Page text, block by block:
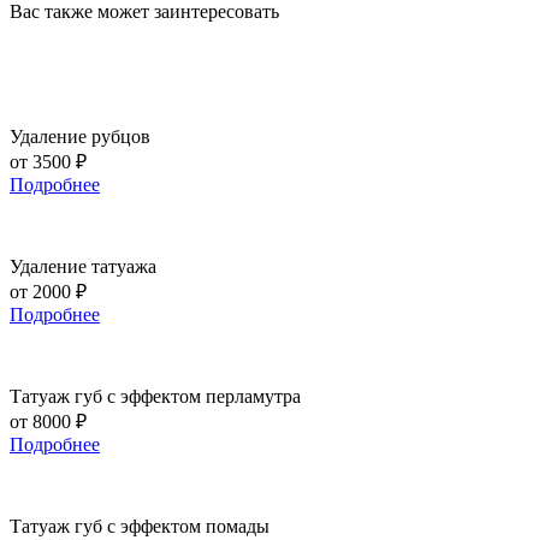
Вас также может заинтересовать
Удаление рубцов
от 3500 ₽
Подробнее
Удаление татуажа
от 2000 ₽
Подробнее
Татуаж губ с эффектом перламутра
от 8000 ₽
Подробнее
Татуаж губ с эффектом помады